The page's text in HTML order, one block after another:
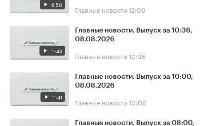
6:50 Главные новости 12:00
11:43
Главные новости. Выпуск за 10:36,
08.08.2026
Главные новости 10:36
11:41
Главные новости. Выпуск за 10:00,
08.08.2026
Главные новости 10:00
Главные новости. Выпуск за 08:00,